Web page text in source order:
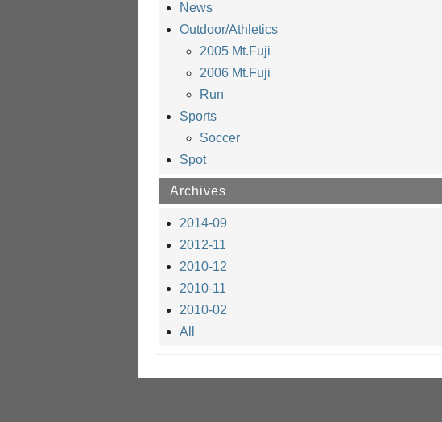
News
Outdoor/Athletics
2005 Mt.Fuji
2006 Mt.Fuji
Run
Sports
Soccer
Spot
Archives
2014-09
2012-11
2010-12
2010-11
2010-02
All